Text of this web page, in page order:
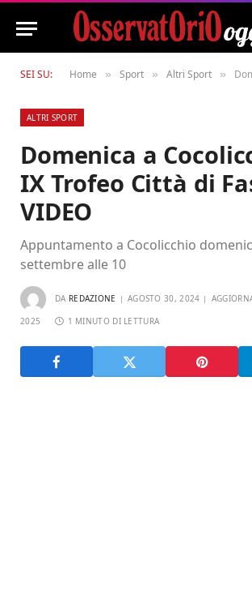
SEI SU: Home » Sport » Altri Sport »
ALTRI SPORT
Domenica a
IX Trofeo Città di
VIDEO
Appuntamento a Cocolicchio
settembre alle 10
DA REDAZIONE AGOSTO 30, 2024
2025 1 MINUTO DI LETTURA